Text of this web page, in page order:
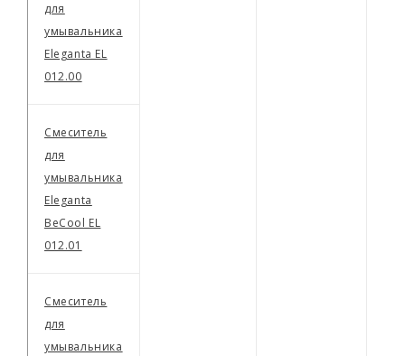
для
умывальника
Eleganta EL
012.00
Смеситель
для
умывальника
Eleganta
BeCool EL
012.01
Смеситель
для
умывальника